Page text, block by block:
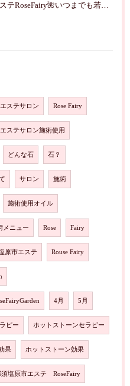
那須塩原市エステRoseFairy🌺いつまでも若々しく綺麗に💝
エステサロン Rose Fairy
エステサロン施術使用
どんな石 石？
サロン 施術
施術使用オイル
メニュー Rose Fairy
原市エステ Rouse Fairy
4月 5月
ピー ホットストーンセラピー
果 ホットストーン効果
須塩原市エステ RoseFairy